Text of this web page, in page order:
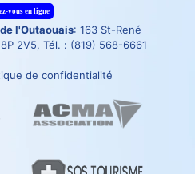
vous en ligne
l'Outaouais: 163 St-René
2V5, Tél. : (819) 568-6661
de confidentialité